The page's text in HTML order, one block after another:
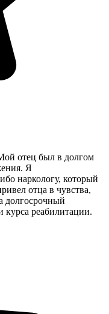
отец был в долгом
Я
наркологу, который
отца в чувства,
долгосрочный
курса реабилитации.